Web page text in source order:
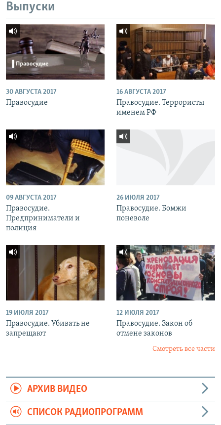
Выпуски
30 АВГУСТА 2017
Правосудие
16 АВГУСТА 2017
Правосудие. Террористы
именем РФ
09 АВГУСТА 2017
Правосудие.
Предприниматели и
полиция
26 ИЮЛЯ 2017
Правосудие. Бомжи
поневоле
19 ИЮЛЯ 2017
Правосудие. Убивать не
запрещают
12 ИЮЛЯ 2017
Правосудие. Закон об
отмене законов
Смотреть все части
АРХИВ ВИДЕО
СПИСОК РАДИОПРОГРАММ